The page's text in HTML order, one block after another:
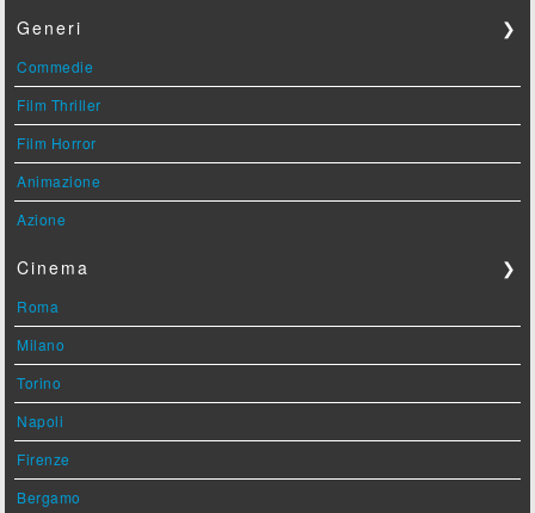
Generi ❯
Commedie
Film Thriller
Film Horror
Animazione
Azione
Cinema ❯
Roma
Milano
Torino
Napoli
Firenze
Bergamo